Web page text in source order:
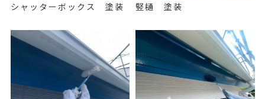
シャッターボックス 塗装 竪樋 塗装